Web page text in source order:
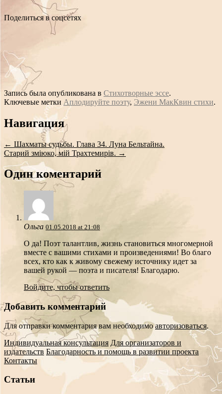
Поделиться в соцсетях
Запись была опубликована в Стихотворные эссе.
Ключевые метки Аплодируйте поэту, Эжени МакКвин стихи.
Сообщение
навигации
Навигация
← Шахматы судьбы. Глава 34. Луна Бельтайна.
Старий зміюко, мій Трахтемирів. →
Один коментарий
Ольга 01.05.2018 at 21:08
О да! Поэт талантлив, жизнь становиться многомерной
вместе с вашими стихами и произведениями! Во благо
всех, кто как к живому свежему источнику идет за
вашей рукой — поэта и писателя! Благодарю.
Войдите, чтобы ответить
Добавить комментарий
Для отправки комментария вам необходимоавторизоваться.
Индивидуальная консультация Для организаторов и
издательств Благодарность и помощь в развитии проекта
Контакты
Статьи